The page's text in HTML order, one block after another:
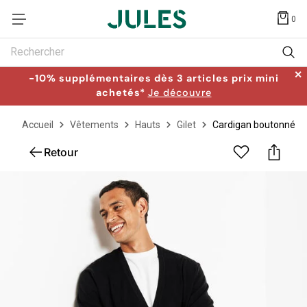
0
Rechercher
-10% supplémentaires dès 3 articles prix mini
achetés* Je découvre
✕
Accueil Vêtements Hauts Gilet Cardigan boutonné
Retour